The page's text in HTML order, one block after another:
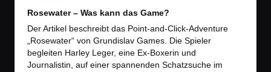
Rosewater – Was kann das Game?
Der Artikel beschreibt das Point-and-Click-Adventure
„Rosewater“ von Grundislav Games. Die Spieler
begleiten Harley Leger, eine Ex-Boxerin und
Journalistin, auf einer spannenden Schatzsuche im